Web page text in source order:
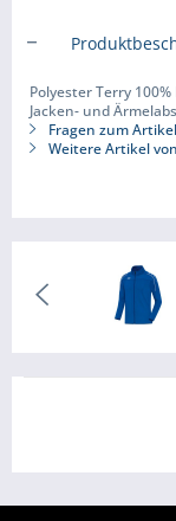
Polyester Terry
Jacken- und
Fragen zum
Weitere Artikel